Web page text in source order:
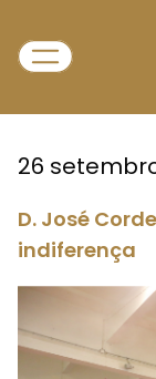
26
D. José
indiferença